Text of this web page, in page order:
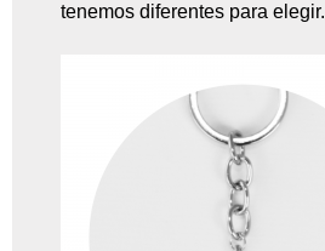
tenemos diferentes para elegir.